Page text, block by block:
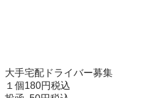
大手宅配ドライバー募集
１個180円税込